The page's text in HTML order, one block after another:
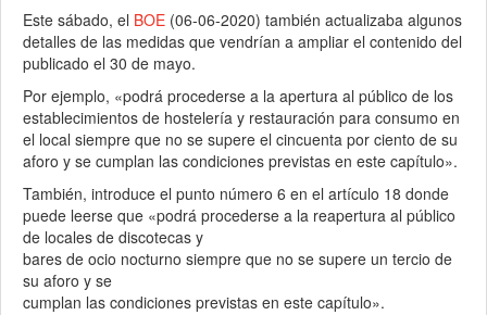
Este sábado, el BOE (06-06-2020) también actualizaba algunos
detalles de las medidas que vendrían a ampliar el contenido del
publicado el 30 de mayo.
Por ejemplo, «podrá procederse a la apertura al público de los
establecimientos de hostelería y restauración para consumo en
el local siempre que no se supere el cincuenta por ciento de su
aforo y se cumplan las condiciones previstas en este capítulo».
También, introduce el punto número 6 en el artículo 18 donde
puede leerse que «podrá procederse a la reapertura al público
de locales de discotecas y
bares de ocio nocturno siempre que no se supere un tercio de
su aforo y se
cumplan las condiciones previstas en este capítulo».